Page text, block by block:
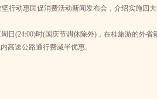
行动惠民促消费活动新闻发布会，介绍实施四
日(24:00)时(国庆节调休除外)，在桂旅游的外省
高速公路通行费减半优惠。